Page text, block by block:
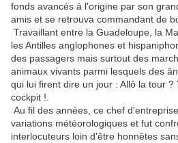
fonds avancés à l'origine par son
amis et se retrouva commandant de
Travaillant entre la Guadeloupe, la
les Antilles anglophones et
des passagers mais surtout des
animaux vivants parmi lesquels des
qui lui firent dire un jour : Allô la tour ?
cockpit !.
Au fil des années, ce chef
variations météorologiques et fut
interlocuteurs loin d'être honnêtes